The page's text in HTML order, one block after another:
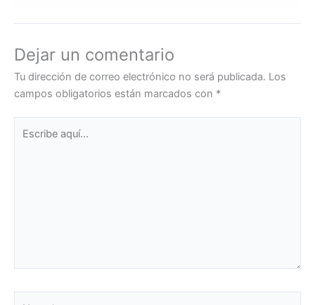
Dejar un comentario
Tu dirección de correo electrónico no será publicada. Los
campos obligatorios están marcados con *